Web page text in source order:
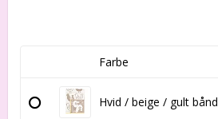
Farbe
Hvid / beige / gult bånd